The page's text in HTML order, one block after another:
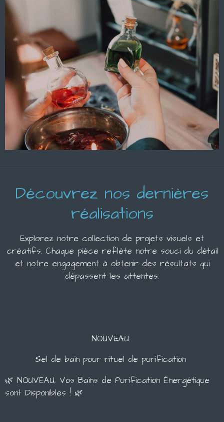
Découvrez nos dernières
réalisations
Explorez notre collection de projets visuels et
créatifs. Chaque pièce reflète notre souci du détail
et notre engagement à obtenir des résultats qui
dépassent les attentes.
NOUVEAU
Sel de bain pour rituel de purification
🌿 NOUVEAU, Vos Bains de Purification Énergétique
sont Disponibles ! 🌿